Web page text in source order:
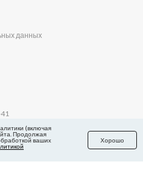
данных
Технодзен
(включая
Продолжая
ваших
Хорошо